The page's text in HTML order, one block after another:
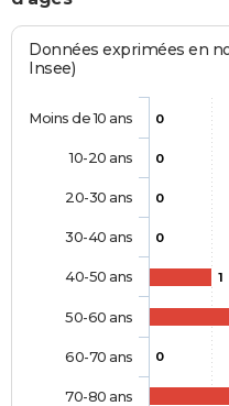
Données exprimées en
Insee)
0
0
0
0
1
0
Moins de 10 ans
10-20 ans
20-30 ans
30-40 ans
40-50 ans
50-60 ans
60-70 ans
70-80 ans